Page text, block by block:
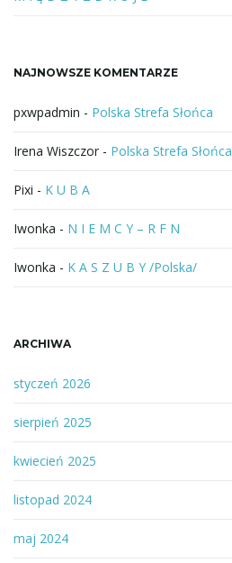
f
z
NAJNOWSZE KOMENTARZE
pxwpadmin - Polska Strefa Słońca
Irena Wiszczor - Polska Strefa Słońca
Pixi - K U B A
Iwonka - N I E M C Y – R F N
Iwonka - K A S Z U B Y /Polska/
ARCHIWA
styczeń 2026
sierpień 2025
kwiecień 2025
listopad 2024
maj 2024